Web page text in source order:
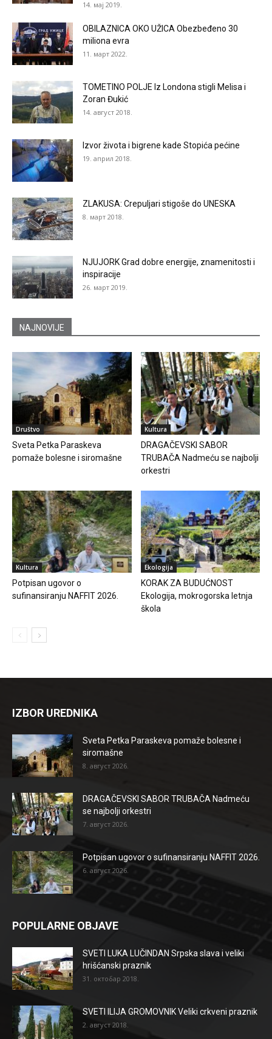
14. мај 2019.
OBILAZNICA OKO UŽICA Obezbeđeno 30
miliona evra
11. март 2022.
TOMETINO POLJE Iz Londona stigli Melisa i
Zoran Đukić
14. август 2018.
Izvor života i bigrene kade Stopića pećine
19. април 2018.
ZLAKUSA: Crepuljari stigoše do UNESKA
8. март 2018.
NJUJORK Grad dobre energije, znamenitosti i
inspiracije
26. март 2019.
NAJNOVIJE
Društvo
Sveta Petka Paraskeva
pomaže bolesne i siromašne
Kultura
DRAGAČEVSKI SABOR
TRUBAČA Nadmeću se najbolji
orkestri
Kultura
Potpisan ugovor o
sufinansiranju NAFFIT 2026.
Ekologija
KORAK ZA BUDUĆNOST
Ekologija, mokrogorska letnja
škola
IZBOR UREDNIKA
Sveta Petka Paraskeva pomaže bolesne i
siromašne
8. август 2026.
DRAGAČEVSKI SABOR TRUBAČA Nadmeću
se najbolji orkestri
7. август 2026.
Potpisan ugovor o sufinansiranju NAFFIT 2026.
6. август 2026.
POPULARNE OBJAVE
SVETI LUKA LUČINDAN Srpska slava i veliki
hrišćanski praznik
31. октобар 2018.
SVETI ILIJA GROMOVNIK Veliki crkveni praznik
2. август 2018.